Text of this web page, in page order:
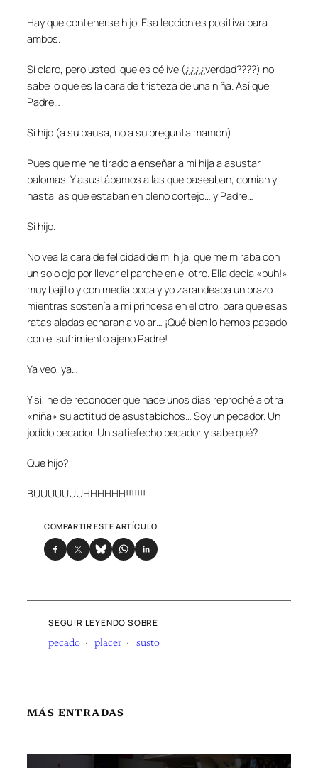
Hay que contenerse hijo. Esa lección es positiva para
ambos.
Sí claro, pero usted, que es célive (¿¿¿¿verdad????) no
sabe lo que es la cara de tristeza de una niña. Así que
Padre…
Sí hijo (a su pausa, no a su pregunta mamón)
Pues que me he tirado a enseñar a mi hija a asustar
palomas. Y asustábamos a las que paseaban, comían y
hasta las que estaban en pleno cortejo… y Padre…
Si hijo.
No vea la cara de felicidad de mi hija, que me miraba con
un solo ojo por llevar el parche en el otro. Ella decía «buh!»
muy bajito y con media boca y yo zarandeaba un brazo
mientras sostenía a mi princesa en el otro, para que esas
ratas aladas echaran a volar… ¡Qué bien lo hemos pasado
con el sufrimiento ajeno Padre!
Ya veo, ya…
Y si, he de reconocer que hace unos días reproché a otra
«niña» su actitud deasustabichos… Soy un pecador. Un
jodido pecador. Un satiefecho pecador y sabe qué?
Que hijo?
BUUUUUUUHHHHHH!!!!!!!
COMPARTIR ESTE ARTÍCULO
SEGUIR LEYENDO SOBRE
pecado placer susto
MÁS ENTRADAS